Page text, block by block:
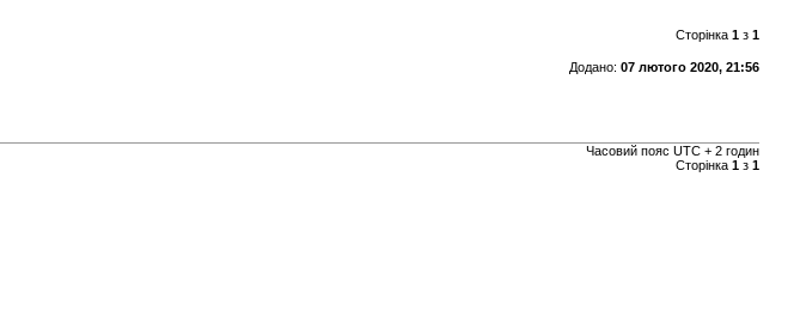
Сторінка 1з 1
Додано: 07 лютого 2020, 21:56
Часовий пояс UTC + 2 годин
Сторінка 1з 1